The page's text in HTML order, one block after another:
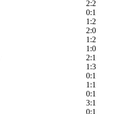
2:2
0:1
1:2
2:0
1:2
1:0
2:1
1:3
0:1
1:1
0:1
3:1
0:1